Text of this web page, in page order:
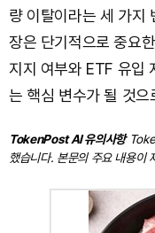
량 이탈이라는 세 가지
장은 단기적으로 중요
지지 여부와 ETF 유입
는 핵심 변수가 될 것으
TokenPost AI 유의사항
했습니다. 본문의 주요 내용이